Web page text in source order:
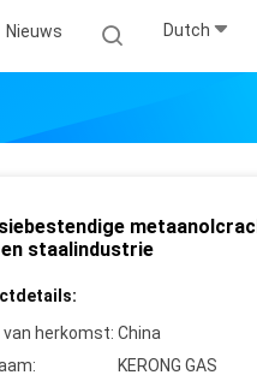
Nieuws Dutch
staalindustrie
van herkomst: China
KERONG GAS